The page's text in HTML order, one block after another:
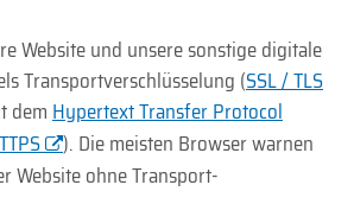
Website und unsere sonstige digitale
Transport­verschlüsselung (SSL / TLS
dem Hypertext Transfer Protocol
). Die meisten Browser warnen
Website ohne Transport­